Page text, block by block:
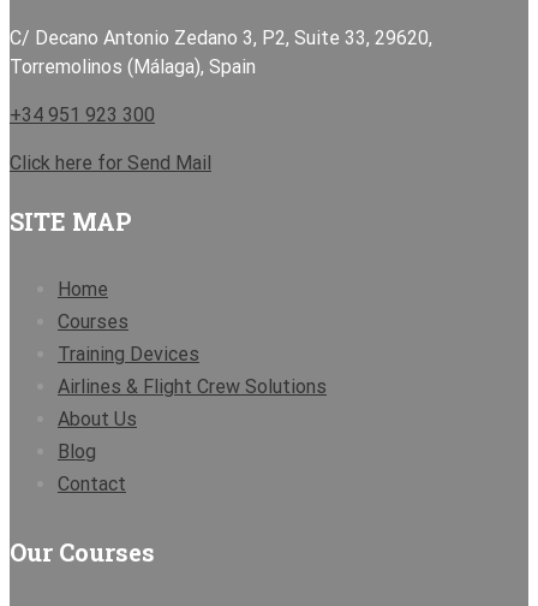
C/ Decano Antonio Zedano 3, P2, Suite 33, 29620,
Torremolinos (Málaga), Spain
+34 951 923 300
Click here for Send Mail
SITE MAP
Home
Courses
Training Devices
Airlines & Flight Crew Solutions
About Us
Blog
Contact
Our Courses